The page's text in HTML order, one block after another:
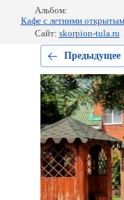
Альбом:
Кафе с летними
Сайт: skorpion-tula.ru
Предыдущее